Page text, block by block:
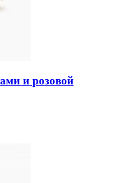
и розовой